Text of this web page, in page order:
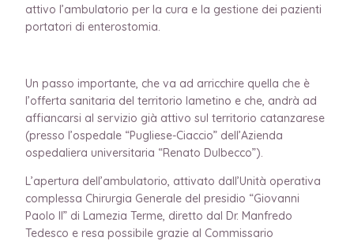
attivo l’ambulatorio per la cura e la gestione dei pazienti
portatori di enterostomia.
Un passo importante, che va ad arricchire quella che è
l’offerta sanitaria del territorio lametino e che, andrà ad
affiancarsi al servizio già attivo sul territorio catanzarese
(presso l’ospedale “Pugliese-Ciaccio” dell’Azienda
ospedaliera universitaria “Renato Dulbecco”).
L’apertura dell’ambulatorio, attivato dall’Unità operativa
complessa Chirurgia Generale del presidio “Giovanni
Paolo II” di Lamezia Terme, diretto dal Dr. Manfredo
Tedesco e resa possibile grazie al Commissario